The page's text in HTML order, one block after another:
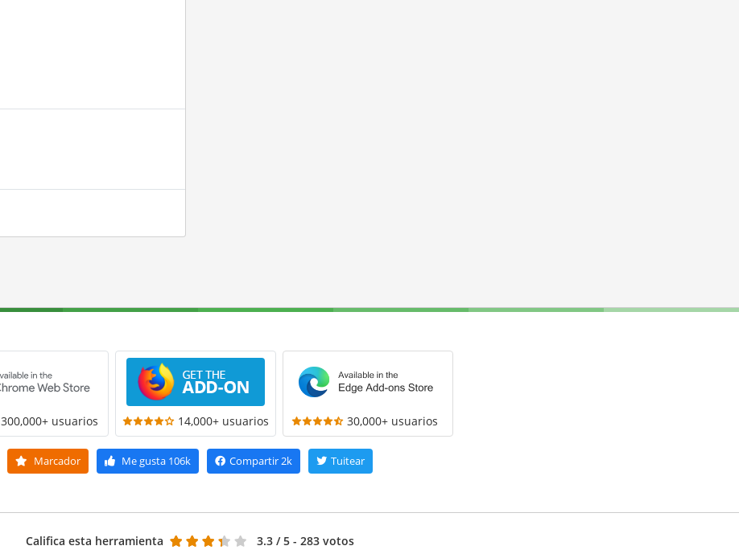
300,000+ usuarios 14,000+ usuarios 30,000+ usuarios
Marcador Me gusta 106k Compartir2k Tuitear
Califica esta herramienta 3.3 / 5 - 283 votos